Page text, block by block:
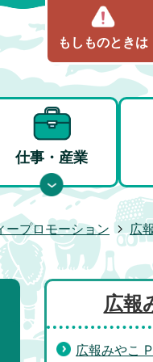
もしものときは
仕事・産業
ープロモーション 広報
広報
広報みやこ